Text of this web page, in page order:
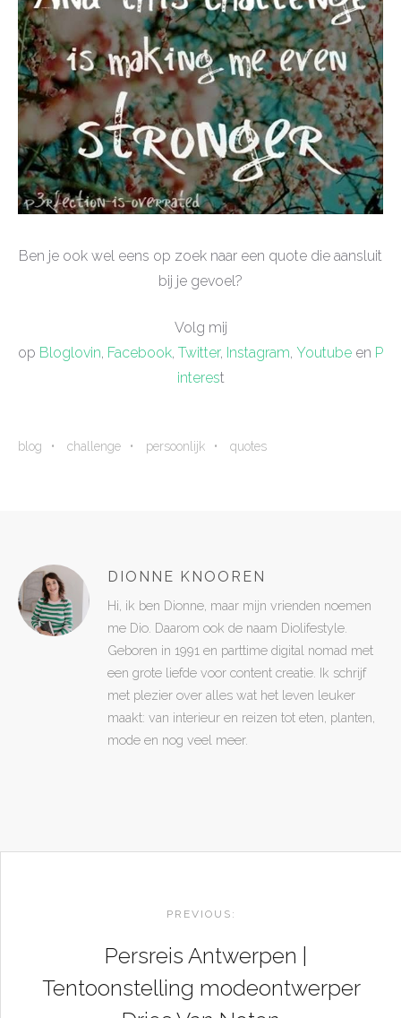
Ben je ook wel eens op zoek naar een quote die aansluit
bij je gevoel?
Volg mij
op Bloglovin, Facebook, Twitter, Instagram, Youtube en P
interest
blog challenge persoonlijk quotes
DIONNE KNOOREN
Hi, ik ben Dionne, maar mijn vrienden noemen
me Dio. Daarom ook de naam Diolifestyle.
Geboren in 1991 en parttime digital nomad met
een grote liefde voor content creatie. Ik schrijf
met plezier over alles wat het leven leuker
maakt: van interieur en reizen tot eten, planten,
mode en nog veel meer.
NAVIGATION
PREVIOUS:
Persreis Antwerpen |
Tentoonstelling modeontwerper